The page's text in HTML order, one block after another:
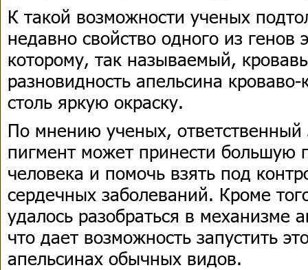
К такой возможности ученых
недавно свойство одного из генов
которому, так называемый,
разновидность апельсина
столь яркую окраску.
По мнению ученых, ответственный
пигмент может принести большую
человека и помочь взять под
сердечных заболеваний. Кроме
удалось разобраться в механизме
что дает возможность запустить
апельсинах обычных видов.